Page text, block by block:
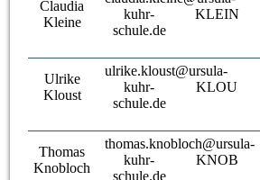
Claudia
Kleine
kuhr-
schule.de
KLEIN
Ulrike
Kloust
ulrike.kloust@ursula-
kuhr-
schule.de
KLOU
Thomas
Knobloch
thomas.knobloch@ursula-
kuhr-
schule.de
KNOB